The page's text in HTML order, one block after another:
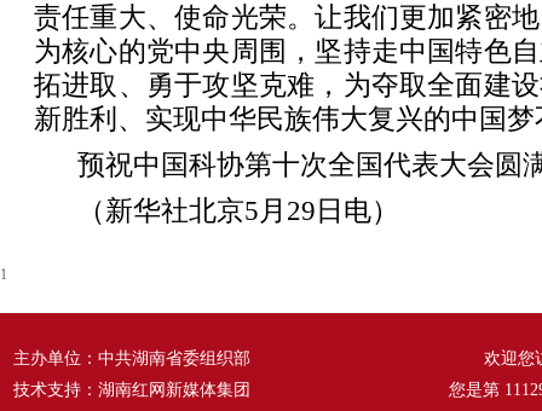
责任重大、使命光荣。让我们更加紧密
为核心的党中央周围，坚持走中国特色
拓进取、勇于攻坚克难，为夺取全面建
新胜利、实现中华民族伟大复兴的中国
预祝中国科协第十次全国代表大会圆
（新华社北京5月29日电）
1
主办单位：中共湖南省委组织部
技术支持：湖南红网新媒体集团
欢迎您
您是第